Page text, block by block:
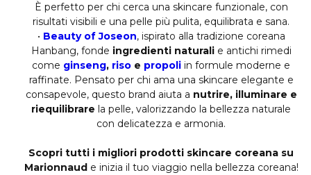
È perfetto per chi cerca una skincare funzionale, con
risultati visibili e una pelle più pulita, equilibrata e sana.
• Beauty of Joseon, ispirato alla tradizione coreana
Hanbang, fonde ingredienti naturalie antichi rimedi
come ginseng, riso e propoli in formule moderne e
raffinate. Pensato per chi ama una skincare elegante e
consapevole, questo brand aiuta a nutrire, illuminare e
riequilibrare la pelle, valorizzando la bellezza naturale
con delicatezza e armonia.
Scopri tutti i migliori prodotti skincare coreana su
Marionnaud e inizia il tuo viaggio nella bellezza coreana!